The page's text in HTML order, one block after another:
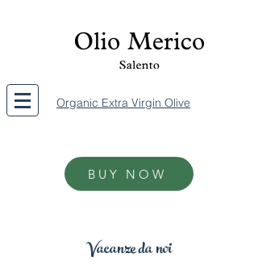
Organic Extra Virgin Olive
BUY NOW
Vacanze da noi